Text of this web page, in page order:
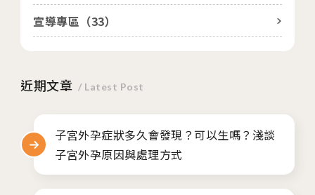
其他相關
聯絡我們
隱私權與資安政策
宣導專區（33）
近期文章 / Latest Post
子宮外孕症狀多久會發現？可以生嗎？淺談
子宮外孕原因與處理方式